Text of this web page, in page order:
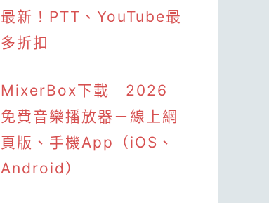
最新！PTT、YouTube最
多折扣
MixerBox下載｜2026
免費音樂播放器－線上網
頁版、手機App（iOS、
Android）